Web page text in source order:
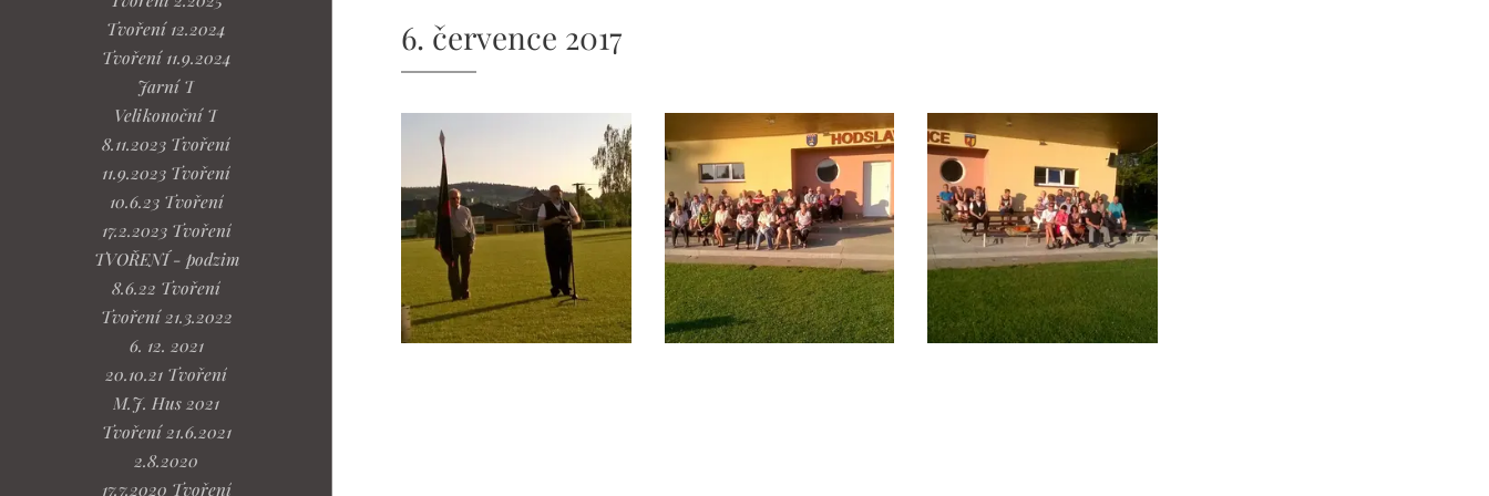
Tvoření 12.2024
Tvoření 11.9.2024
Jarní T
Velikonoční T
8.11.2023 Tvoření
11.9.2023 Tvoření
10.6.23 Tvoření
17.2.2023 Tvoření
TVOŘENÍ - podzim
8.6.22 Tvoření
Tvoření 21.3.2022
6. 12. 2021
20.10.21 Tvoření
M.J. Hus 2021
Tvoření 21.6.2021
2.8.2020
17.7.2020 Tvoření
6. července 2017